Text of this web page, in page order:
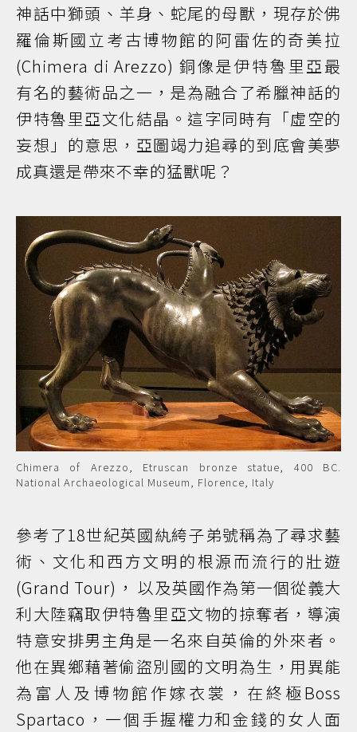
神話中獅頭、羊身、蛇尾的母獸，現存於佛
羅倫斯國立考古博物館的阿雷佐的奇美拉
(Chimera di Arezzo) 銅像是伊特魯里亞最
有名的藝術品之一，是為融合了希臘神話的
伊特魯里亞文化結晶。這字同時有「虛空的
妄想」的意思，亞圖竭力追尋的到底會美夢
成真還是帶來不幸的猛獸呢？
Chimera of Arezzo, Etruscan bronze statue, 400 BC.
National Archaeological Museum, Florence, Italy
參考了18世紀英國紈絝子弟號稱為了尋求藝
術、文化和西方文明的根源而流行的壯遊
(Grand Tour)， 以及英國作為第一個從義大
利大陸竊取伊特魯里亞文物的掠奪者，導演
特意安排男主角是一名來自英倫的外來者。
他在異鄉藉著偷盜別國的文明為生，用異能
為富人及博物館作嫁衣裳，在終極Boss
Spartaco，一個手握權力和金錢的女人面